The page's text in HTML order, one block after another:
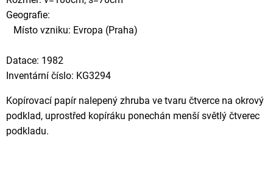
Geografie:
Místo vzniku: Evropa (Praha)
Datace: 1982
Inventární číslo: KG3294
Kopírovací papír nalepený zhruba ve tvaru čtverce na okrový
podklad, uprostřed kopíráku ponechán menší světlý čtverec
podkladu.